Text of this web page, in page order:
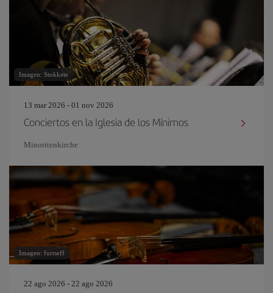
Imagen: Stokkete
13 mar 2026 - 01 nov 2026
Conciertos en la Iglesia de los Mínimos
Minoritenkirche
Imagen: furtseff
22 ago 2026 - 22 ago 2026